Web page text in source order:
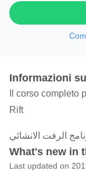
Il corso completo
Rift
الرفت الانشائي
What's new in
Last updated on